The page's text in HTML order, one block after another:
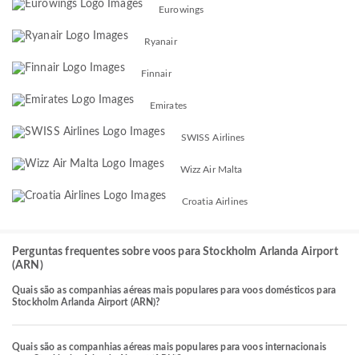
Eurowings
Ryanair
Finnair
Emirates
SWISS Airlines
Wizz Air Malta
Croatia Airlines
Perguntas frequentes sobre voos para Stockholm Arlanda Airport
(ARN)
Quais são as companhias aéreas mais populares para voos domésticos para
Stockholm Arlanda Airport (ARN)?
Quais são as companhias aéreas mais populares para voos internacionais